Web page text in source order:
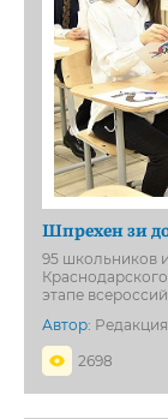
Шпрехен зи
95 школьников
этапе
Автор:
2698